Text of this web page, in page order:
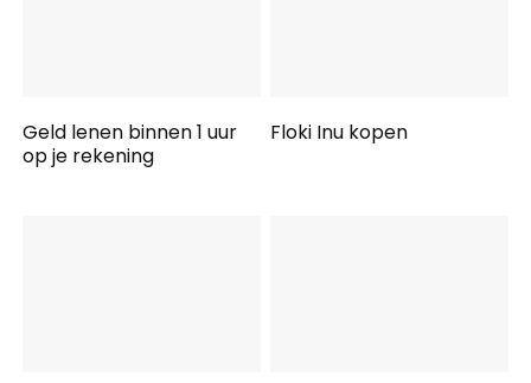
Geld lenen binnen 1 uur
op je rekening
Floki Inu kopen